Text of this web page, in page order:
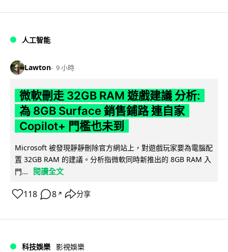
人工智能
Lawton 9 小時
微軟刪走 32GB RAM 遊戲建議 分析:
為 8GB Surface 銷售鋪路 連自家
Copilot+ 門檻也未到
Microsoft 被發現靜靜刪除官方網站上，對遊戲玩家要為電腦配
置 32GB RAM 的建議。分析指微軟同時新推出的 8GB RAM 入
門...
閱讀全文
118 8 ↗ 分享
科技娛樂 影視娛樂